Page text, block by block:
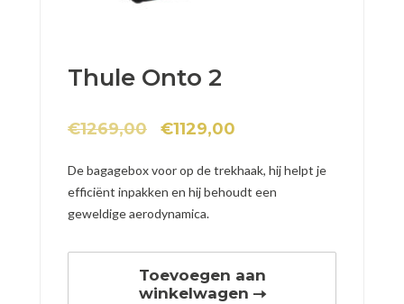
Thule Onto 2
€1269,00 €1129,00
De bagagebox voor op de trekhaak, hij helpt je
efficiënt inpakken en hij behoudt een
geweldige aerodynamica.
Toevoegen aan
winkelwagen